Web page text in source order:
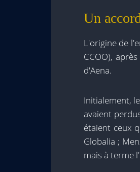
Un
L'origine de
CCOO),
d'Aena.
Initialement,
avaient
étaient ceux
Globalia ;
mais à terme